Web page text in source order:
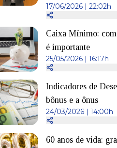
17/06/2026 | 22:02h
Caixa Mínimo:
é importante
25/05/2026 | 16:17h
Indicadores de
bônus e a ônus
24/03/2026 | 14:00h
60 anos de vida: